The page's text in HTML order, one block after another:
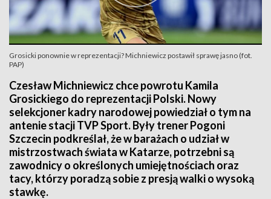
Grosicki ponownie w reprezentacji? Michniewicz postawił sprawę jasno (fot.
PAP)
Czesław Michniewicz chce powrotu Kamila
Grosickiego do reprezentacji Polski. Nowy
selekcjoner kadry narodowej powiedział o tym na
antenie stacji TVP Sport. Były trener Pogoni
Szczecin podkreślał, że w barażach o udział w
mistrzostwach świata w Katarze, potrzebni są
zawodnicy o określonych umiejętnościach oraz
tacy, którzy poradzą sobie z presją walki o wysoką
stawkę.